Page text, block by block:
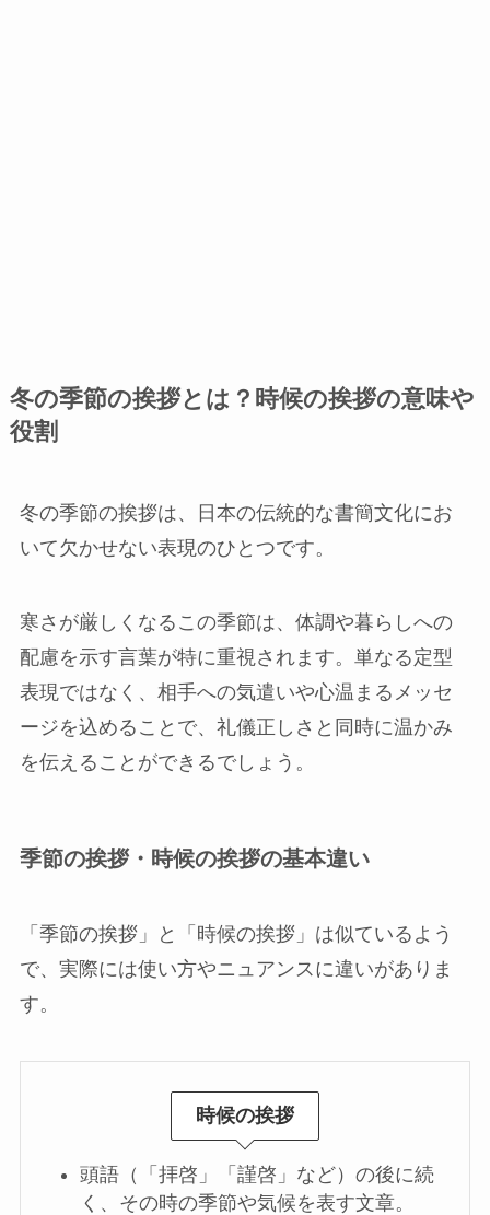
冬の季節の挨拶とは？時候の挨拶の意味や
役割
冬の季節の挨拶は、日本の伝統的な書簡文化にお
いて欠かせない表現のひとつです。
寒さが厳しくなるこの季節は、体調や暮らしへの
配慮を示す言葉が特に重視されます。単なる定型
表現ではなく、相手への気遣いや心温まるメッセ
ージを込めることで、礼儀正しさと同時に温かみ
を伝えることができるでしょう。
季節の挨拶・時候の挨拶の基本違い
「季節の挨拶」と「時候の挨拶」は似ているよう
で、実際には使い方やニュアンスに違いがありま
す。
時候の挨拶
頭語（「拝啓」「謹啓」など）の後に続
く、その時の季節や気候を表す文章。